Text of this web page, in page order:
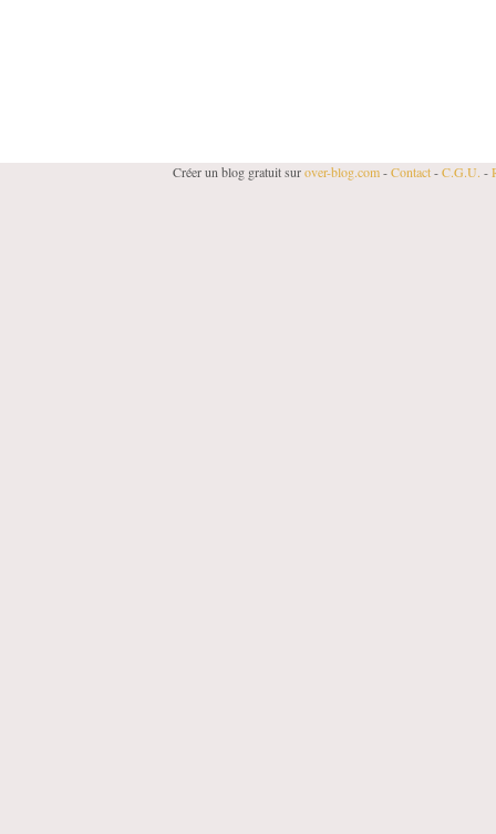
Créer un blog gratuit surover-blog.com-Contact-C.G.U. -